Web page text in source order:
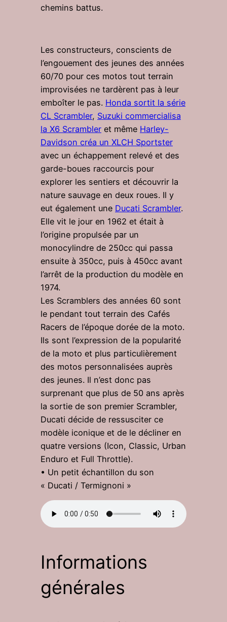
chemins battus.
Les constructeurs, conscients de
l’engouement des jeunes des années
60/70 pour ces motos tout terrain
improvisées ne tardèrent pas à leur
emboîter le pas. Honda sortit la série
CL Scrambler, Suzuki commercialisa
la X6 Scrambler et même Harley-
Davidson créa un XLCH Sportster
avec un échappement relevé et des
garde-boues raccourcis pour
explorer les sentiers et découvrir la
nature sauvage en deux roues. Il y
eut également une Ducati Scrambler.
Elle vit le jour en 1962 et était à
l’origine propulsée par un
monocylindre de 250cc qui passa
ensuite à 350cc, puis à 450cc avant
l’arrêt de la production du modèle en
1974.
Les Scramblers des années 60 sont
le pendant tout terrain des Cafés
Racers de l’époque dorée de la moto.
Ils sont l’expression de la popularité
de la moto et plus particulièrement
des motos personnalisées auprès
des jeunes. Il n’est donc pas
surprenant que plus de 50 ans après
la sortie de son premier Scrambler,
Ducati décide de ressusciter ce
modèle iconique et de le décliner en
quatre versions (Icon, Classic, Urban
Enduro et Full Throttle).
• Un petit échantillon du son
« Ducati / Termignoni »
Informations
générales